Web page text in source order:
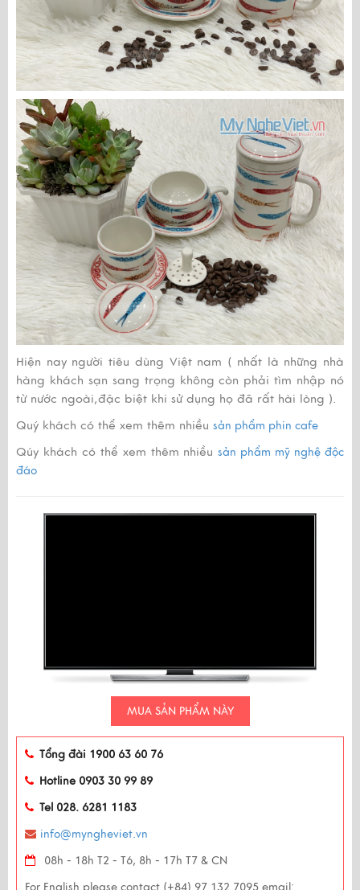
Hiện nay người tiêu dùng Việt nam ( nhất là những nhà
hàng khách sạn sang trọng không còn phải tìm nhập nó
từ nước ngoài,đặc biệt khi sử dụng họ đã rất hài lòng ).
Quý khách có thể xem thêm nhiều sản phẩm phin cafe
Qúy khách có thể xem thêm nhiềusản phẩm mỹ nghệ độc
đáo
MUA SẢN PHẨM NÀY
Tổng đài 1900 63 60 76
Hotline 0903 30 99 89
Tel 028. 6281 1183
info@myngheviet.vn
08h - 18h T2 - T6, 8h - 17h T7 & CN
For English please contact (+84) 97 132 7095 email: